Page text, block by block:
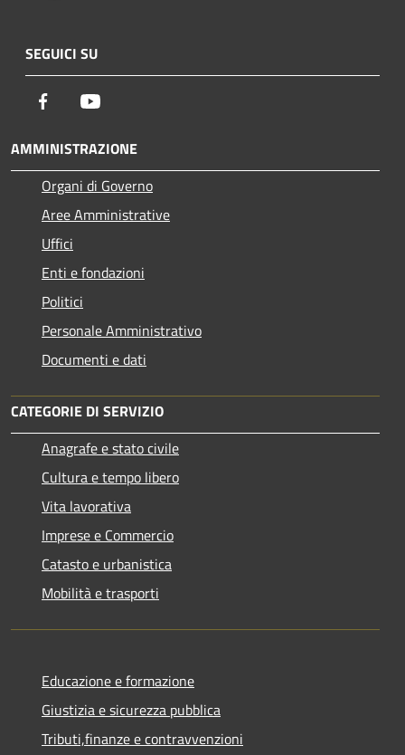
SEGUICI SU
Facebook
AMMINISTRAZIONE
Organi di Governo
Aree Amministrative
Uffici
Enti e fondazioni
Politici
Personale Amministrativo
Documenti e dati
CATEGORIE DI SERVIZIO
Anagrafe e stato civile
Cultura e tempo libero
Vita lavorativa
Imprese e Commercio
Catasto e urbanistica
Mobilità e trasporti
Educazione e formazione
Giustizia e sicurezza pubblica
Tributi,finanze e contravvenzioni